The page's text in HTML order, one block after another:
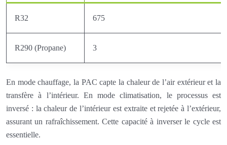
R32 675
R290 (Propane) 3
En mode chauffage, la PAC capte la chaleur de l’air extérieur et la
transfère à l’intérieur. En mode climatisation, le processus est
inversé : la chaleur de l’intérieur est extraite et rejetée à l’extérieur,
assurant un rafraîchissement. Cette capacité à inverser le cycle est
essentielle.